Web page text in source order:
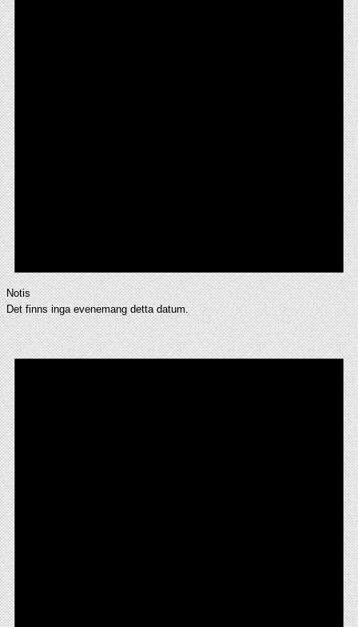
Notis
Det finns inga evenemang detta datum.